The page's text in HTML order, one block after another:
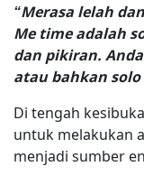
“Merasa lelah
Me time adalah
dan pikiran.
atau bahkan
Di tengah
untuk melakukan
menjadi sumber